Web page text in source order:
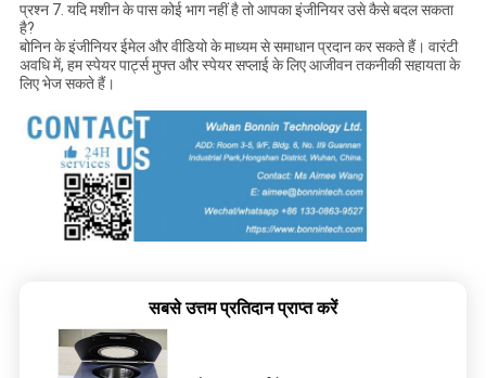
प्रश्न 7. यदि मशीन के पास कोई भाग नहीं है तो आपका इंजीनियर उसे कैसे बदल सकता
है?
बोनिन के इंजीनियर ईमेल और वीडियो के माध्यम से समाधान प्रदान कर सकते हैं। वारंटी
अवधि में, हम स्पेयर पार्ट्स मुफ्त और स्पेयर सप्लाई के लिए आजीवन तकनीकी सहायता के
लिए भेज सकते हैं।
सबसे उत्तम प्रतिदान प्राप्त करें